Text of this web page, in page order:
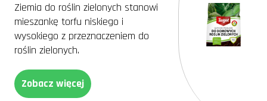
Ziemia do roślin zielonych stanowi
mieszankę torfu niskiego i
wysokiego z przeznaczeniem do
roślin zielonych.
Zobacz więcej